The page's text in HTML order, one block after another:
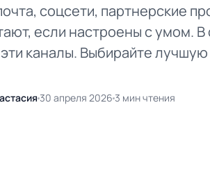
соцсети, партнерские
если настроены с умом. В
каналы. Выбирайте
30 апреля 2026 3 мин чтения